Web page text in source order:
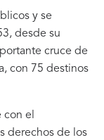
y se
desde su
cruce de
con 75 destinos
el
derechos de los